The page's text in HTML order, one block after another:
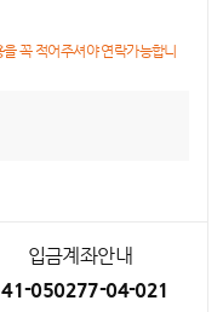
꼭 적어주셔야 연락가능합니
입금계좌안내
050277-04-021